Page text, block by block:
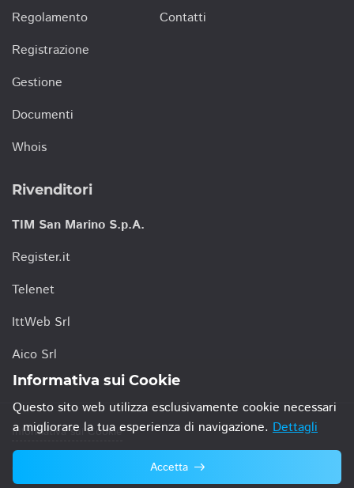
Regolamento
Registrazione
Gestione
Documenti
Whois
Contatti
Rivenditori
TIM San Marino S.p.A.
Register.it
Telenet
IttWeb Srl
Aico Srl
Informativa sui Cookie
© 2021 TIM San Marino S.p.A.
Informativa sui Cookie
Questo sito web utilizza esclusivamente cookie necessari
a migliorare la tua esperienza di navigazione. Dettagli
Accetta